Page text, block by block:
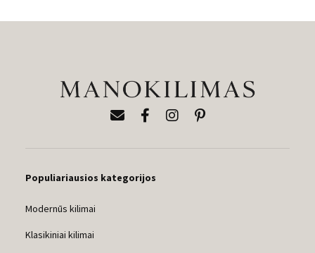
149,00 €
Populiariausios kategorijos
Modernūs kilimai
Klasikiniai kilimai